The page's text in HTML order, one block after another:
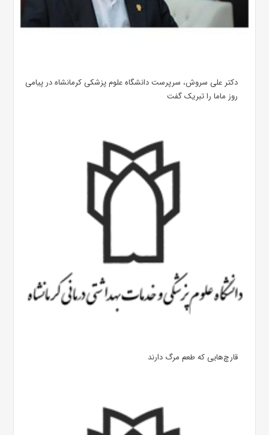
دکتر علی سروش، سرپرست دانشگاه علوم پزشکی کرمانشاه در پیامی
روز ماما را تبریک گفت
قارچ‌هایی که طعم مرگ دارند